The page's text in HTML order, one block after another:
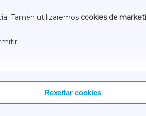
Tamén utilizaremos cookies de
Rexeitar cookies